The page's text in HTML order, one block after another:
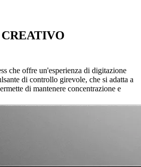
che offre un'esperienza di digitazione
di controllo girevole, che si adatta a
di mantenere concentrazione e